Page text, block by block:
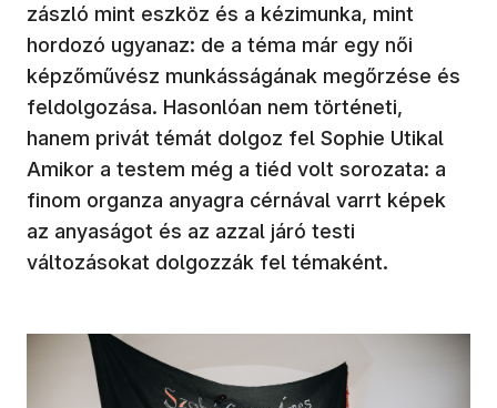
zászló mint eszköz és a kézimunka, mint
hordozó ugyanaz: de a téma már egy női
képzőművész munkásságának megőrzése és
feldolgozása. Hasonlóan nem történeti,
hanem privát témát dolgoz fel Sophie Utikal
Amikor a testem még a tiéd volt sorozata: a
finom organza anyagra cérnával varrt képek
az anyaságot és az azzal járó testi
változásokat dolgozzák fel témaként.